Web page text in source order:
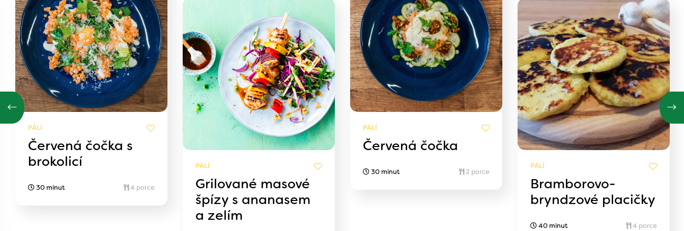
PÁLÍ
Červená čočka s
brokolicí
30 minut 4 porce
PÁLÍ
Grilované masové
špízy s ananasem
a zelím
PÁLÍ
Červená čočka
30 minut 2 porce
PÁLÍ
Bramborovo-
bryndzové placičky
40 minut 4 porce